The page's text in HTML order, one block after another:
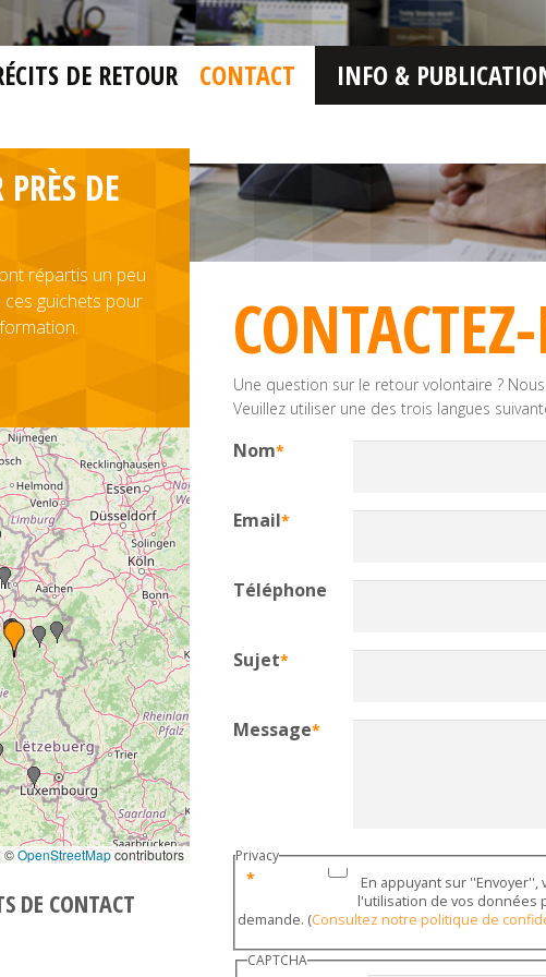
DE RETOUR CONTACT
INFO &
DE
répartis un peu
ces guichets pour
©OpenStreetMapcontributors
DE CONTACT
Une question sur le retour volontaire ?
Veuillez utiliser une des trois langues
Nom
Email
Téléphone
Sujet
Message
Privacy
En appuyant sur
l'utilisation de vos données
demande. (Consultez notre politique de
CAPTCHA